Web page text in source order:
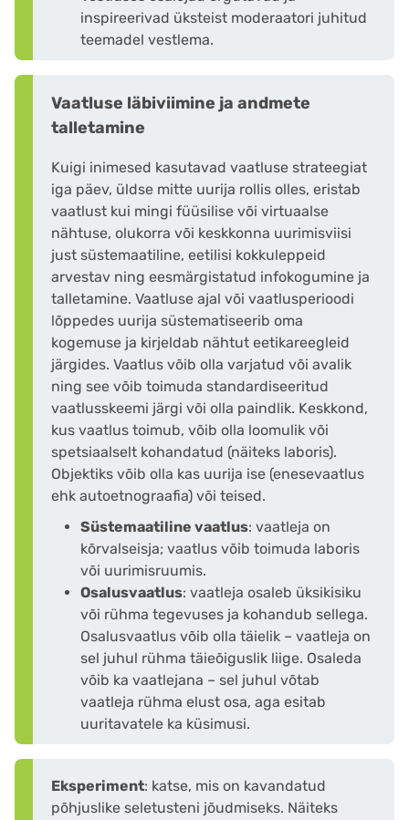
inspireerivad üksteist moderaatori juhitud
teemadel vestlema.
Vaatluse läbiviimine ja andmete
talletamine
Kuigi inimesed kasutavad vaatluse strateegiat
iga päev, üldse mitte uurija rollis olles, eristab
vaatlust kui mingi füüsilise või virtuaalse
nähtuse, olukorra või keskkonna uurimisviisi
just süstemaatiline, eetilisi kokkuleppeid
arvestav ning eesmärgistatud infokogumine ja
talletamine. Vaatluse ajal või vaatlusperioodi
lõppedes uurija süstematiseerib oma
kogemuse ja kirjeldab nähtut eetikareegleid
järgides. Vaatlus võib olla varjatud või avalik
ning see võib toimuda standardiseeritud
vaatlusskeemi järgi või olla paindlik. Keskkond,
kus vaatlus toimub, võib olla loomulik või
spetsiaalselt kohandatud (näiteks laboris).
Objektiks võib olla kas uurija ise (enesevaatlus
ehk autoetnograafia) või teised.
Süstemaatiline vaatlus: vaatleja on
kõrvalseisja; vaatlus võib toimuda laboris
või uurimisruumis.
Osalusvaatlus: vaatleja osaleb üksikisiku
või rühma tegevuses ja kohandub sellega.
Osalusvaatlus võib olla täielik – vaatleja on
sel juhul rühma täieõiguslik liige. Osaleda
võib ka vaatlejana – sel juhul võtab
vaatleja rühma elust osa, aga esitab
uuritavatele ka küsimusi.
Eksperiment: katse, mis on kavandatud
põhjuslike seletusteni jõudmiseks. Näiteks